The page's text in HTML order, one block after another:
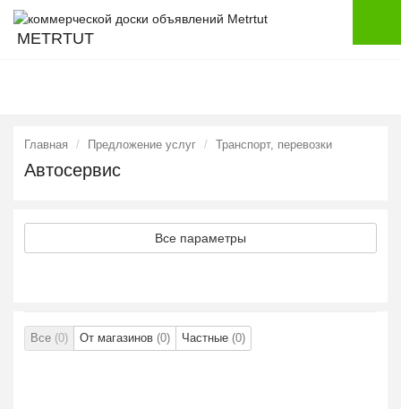
METRTUT
Главная Предложение услуг Транспорт, перевозки
Автосервис
Все параметры
Все (0) От магазинов (0) Частные (0)